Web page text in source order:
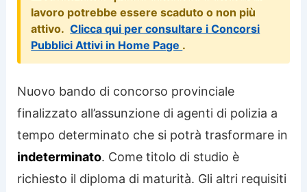
lavoro potrebbe essere scaduto o non più
attivo. Clicca qui per consultare i Concorsi
Pubblici Attivi in Home Page .
Nuovo bando di concorso provinciale
finalizzato all’assunzione di agenti di polizia a
tempo determinato che si potrà trasformare in
indeterminato. Come titolo di studio è
richiesto il diploma di maturità. Gli altri requisiti